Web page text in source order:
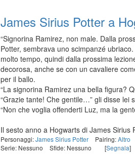
James Sirius Potter a
“Signorina Ramirez, non male. Dalla
Potter, sembrava uno scimpanzé
molto tempo, quindi dalla prossima
decorosa, anche se con un cavaliere
per il ballo.
“La signorina Ramirez una bella figura?
“Grazie tante! Che gentile…” gli disse lei
“Non che voglia offenderti Luz, ma la
Il sesto anno a Hogwarts di James
Personaggi:James Sirius Potter Pairing:Altro
Serie: Nessuno
Sfide: Nessuno [Segnala]